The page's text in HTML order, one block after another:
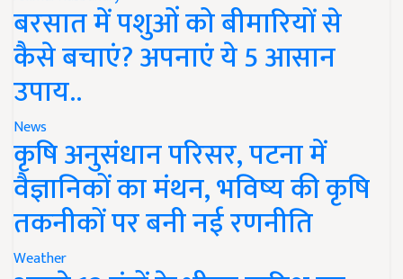
बरसात में पशुओं को बीमारियों से
कैसे बचाएं? अपनाएं ये 5 आसान
उपाय..
News
कृषि अनुसंधान परिसर, पटना में
वैज्ञानिकों का मंथन, भविष्य की कृषि
तकनीकों पर बनी नई रणनीति
Weather